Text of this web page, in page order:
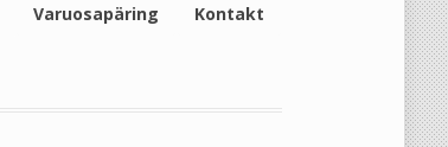
Varuosapäring Kontakt